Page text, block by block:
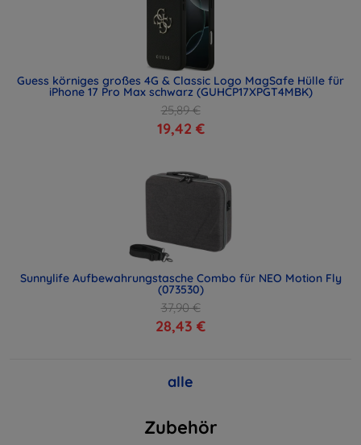
Guess körniges großes 4G & Classic Logo MagSafe Hülle für
iPhone 17 Pro Max schwarz (GUHCP17XPGT4MBK)
25,89 €
19,42 €
Sunnylife Aufbewahrungstasche Combo für NEO Motion Fly
(073530)
37,90 €
28,43 €
alle
Zubehör